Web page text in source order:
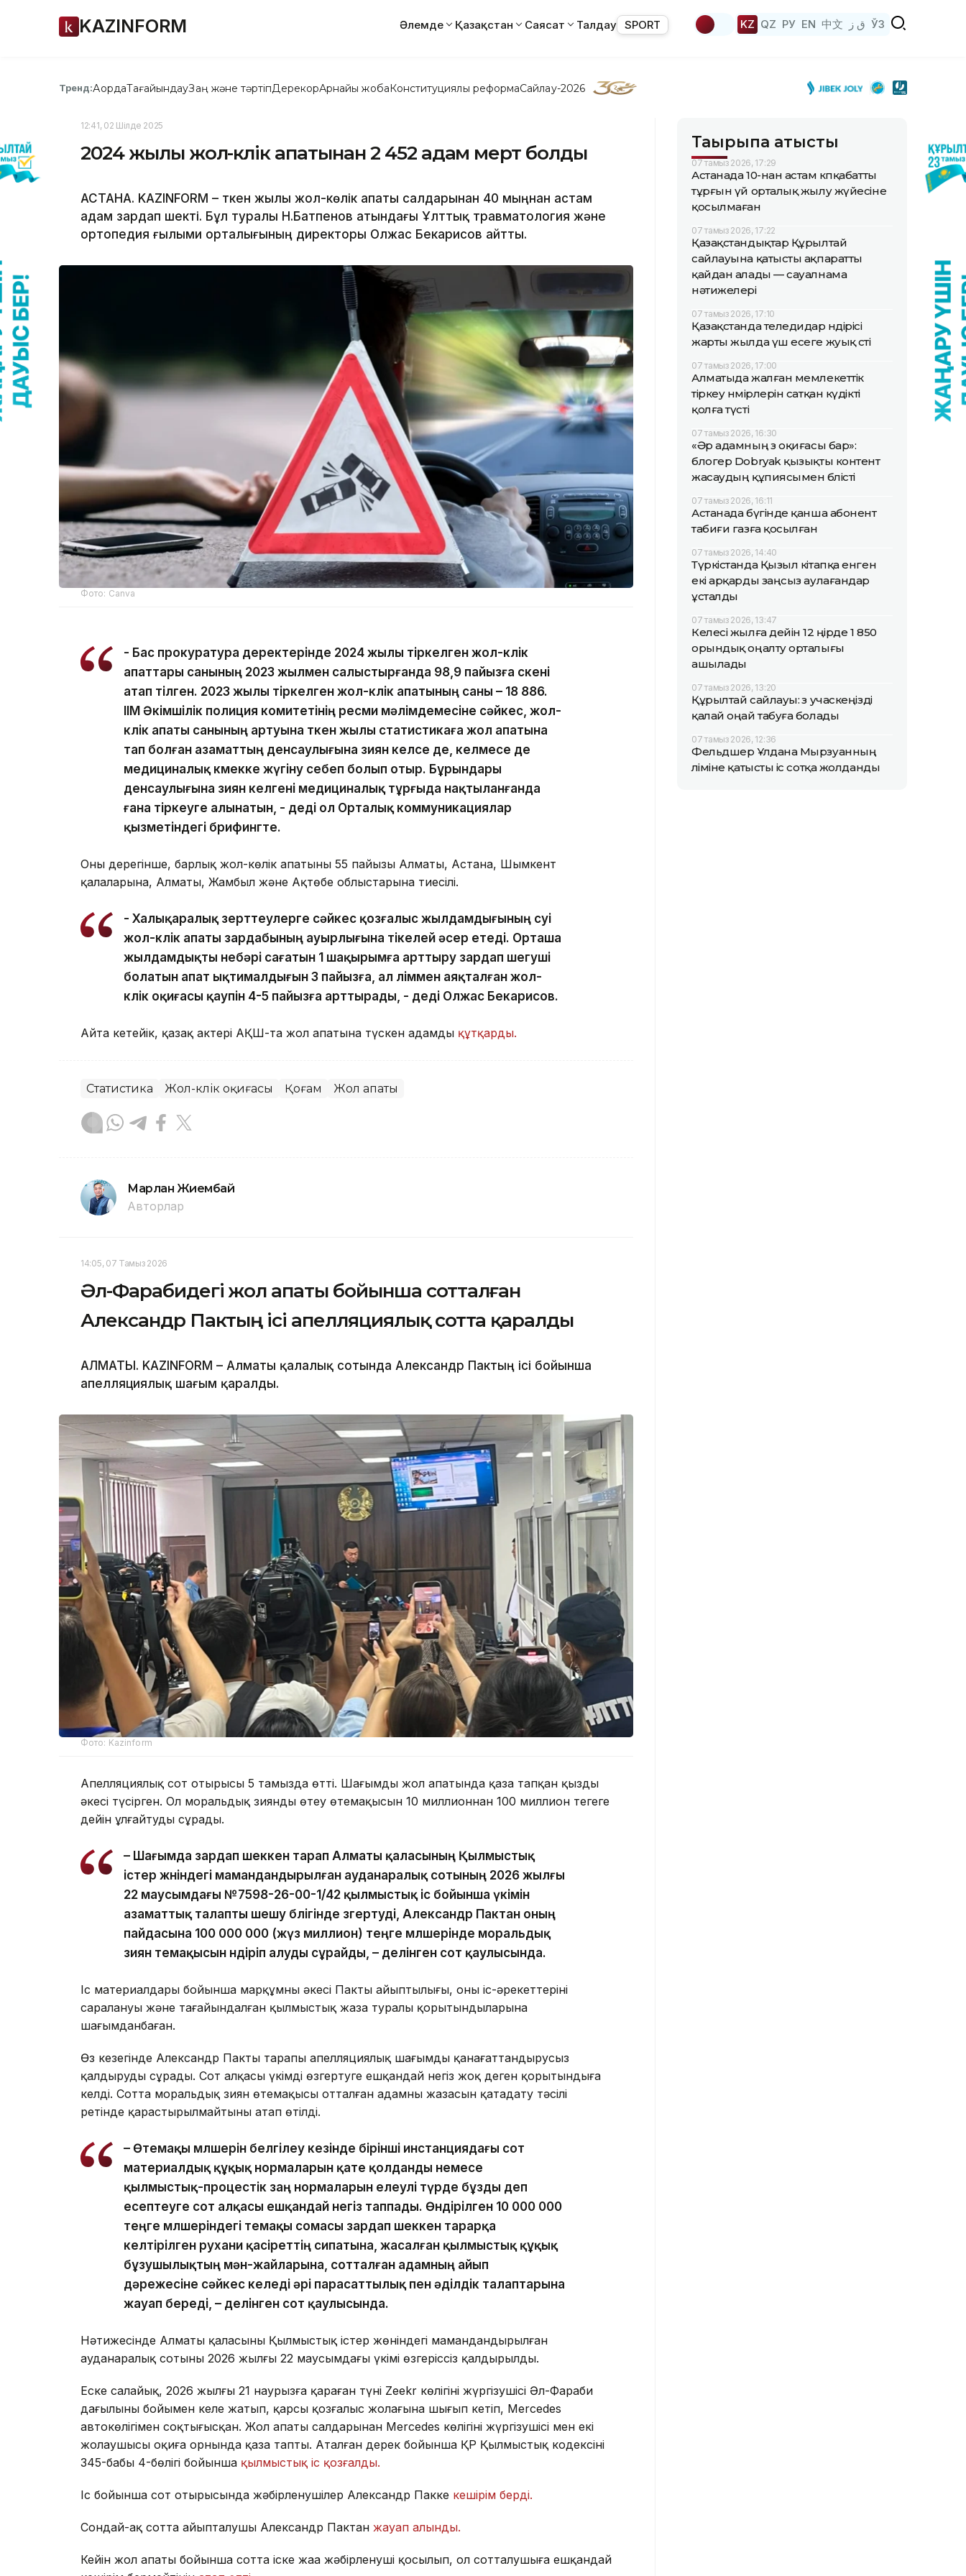
KAZINFORM Әлемде Қазақстан Саясат Талдау SPORT KZ QZ РУ EN 中文 ق ز ЎЗ
Тренд:АқордаТағайындауЗаң және тәртіпДерекқорАрнайы жобаКонституциялық реформаСайлау-2026
12:41, 02 Шілде 2025
2024 жылы жол-көлік апатынан 2 452 адам мерт болды
АСТАНА. KAZINFORM – Өткен жылы жол-көлік апаты салдарынан 40 мыңнан астам
адам зардап шекті. Бұл туралы Н.Батпенов атындағы Ұлттық травматология және
ортопедия ғылыми орталығының директоры Олжас Бекарисов айтты.
Фото: Canva
- Бас прокуратура деректерінде 2024 жылы тіркелген жол-көлік
апаттары санының 2023 жылмен салыстырғанда 98,9 пайызға өскені
атап өтілген. 2023 жылы тіркелген жол-көлік апатының саны – 18 886.
ІІМ Әкімшілік полиция комитетінің ресми мәлімдемесіне сәйкес, жол-
көлік апаты санының артуына өткен жылы статистикаға жол апатына
тап болған азаматтың денсаулығына зиян келсе де, келмесе де
медициналық көмекке жүгіну себеп болып отыр. Бұрындары
денсаулығына зиян келгені медициналық тұрғыда нақтыланғанда
ғана тіркеуге алынатын, - деді ол Орталық коммуникациялар
қызметіндегі брифингте.
Оның дерегінше, барлық жол-көлік апатының 55 пайызы Алматы, Астана, Шымкент
қалаларына, Алматы, Жамбыл және Ақтөбе облыстарына тиесілі.
- Халықаралық зерттеулерге сәйкес қозғалыс жылдамдығының өсуі
жол-көлік апаты зардабының ауырлығына тікелей әсер етеді. Орташа
жылдамдықты небәрі сағатын 1 шақырымға арттыру зардап шегуші
болатын апат ықтималдығын 3 пайызға, ал өліммен аяқталған жол-
көлік оқиғасы қаупін 4-5 пайызға арттырады, - деді Олжас Бекарисов.
Айта кетейік, қазақ актері АҚШ-та жол апатына түскен адамды құтқарды.
Статистика Жол-көлік оқиғасы Қоғам Жол апаты
Марлан Жиембай
Авторлар
14:05, 07 Тамыз 2026
Әл-Фарабидегі жол апаты бойынша сотталған
Александр Пактың ісі апелляциялық сотта қаралды
АЛМАТЫ. KAZINFORM – Алматы қалалық сотында Александр Пактың ісі бойынша
апелляциялық шағым қаралды.
Фото: Kazinform
Апелляциялық сот отырысы 5 тамызда өтті. Шағымды жол апатында қаза тапқан қыздың
әкесі түсірген. Ол моральдық зиянды өтеу өтемақысын 10 миллионнан 100 миллион теңгеге
дейін ұлғайтуды сұрады.
– Шағымда зардап шеккен тарап Алматы қаласының Қылмыстық
істер жөніндегі мамандандырылған ауданаралық сотының 2026 жылғы
22 маусымдағы №7598-26-00-1/42 қылмыстық іс бойынша үкімін
азаматтық талапты шешу бөлігінде өзгертуді, Александр Пактан оның
пайдасына 100 000 000 (жүз миллион) теңге мөлшерінде моральдық
зиян өтемақысын өндіріп алуды сұрайды, – делінген сот қаулысында.
Іс материалдары бойынша марқұмның әкесі Пактың айыптылығы, оның іс-әрекеттерінің
саралануы және тағайындалған қылмыстық жаза туралы қорытындыларына
шағымданбаған.
Өз кезегінде Александр Пактың тарапы апелляциялық шағымды қанағаттандырусыз
қалдыруды сұрады. Сот алқасы үкімді өзгертуге ешқандай негіз жоқ деген қорытындыға
келді. Сотта моральдық зиян өтемақысы отталған адамның жазасын қатаңдату тәсілі
ретінде қарастырылмайтыны атап өтілді.
– Өтемақы мөлшерін белгілеу кезінде бірінші инстанциядағы сот
материалдық құқық нормаларын қате қолданды немесе
қылмыстық-процестік заң нормаларын елеулі түрде бұзды деп
есептеуге сот алқасы ешқандай негіз таппады. Өндірілген 10 000 000
теңге мөлшеріндегі өтемақы сомасы зардап шеккен тарарқа
келтірілген рухани қасіреттің сипатына, жасалған қылмыстық құқық
бұзушылықтың мән-жайларына, сотталған адамның айып
дәрежесіне сәйкес келеді әрі парасаттылық пен әділдік талаптарына
жауап береді, – делінген сот қаулысында.
Нәтижесінде Алматы қаласының Қылмыстық істер жөніндегі мамандандырылған
ауданаралық сотының 2026 жылғы 22 маусымдағы үкімі өзгеріссіз қалдырылды.
Еске салайық, 2026 жылғы 21 наурызға қараған түні Zeekr көлігінің жүргізушісі Әл-Фараби
даңғылының бойымен келе жатып, қарсы қозғалыс жолағына шығып кетіп, Mercedes
автокөлігімен соқтығысқан. Жол апаты салдарынан Mercedes көлігінің жүргізушісі мен екі
жолаушысы оқиға орнында қаза тапты. Аталған дерек бойынша ҚР Қылмыстық кодексінің
345-бабы 4-бөлігі бойынша қылмыстық іс қозғалды.
Іс бойынша сот отырысында жәбірленушілер Александр Пакке кешірім берді.
Сондай-ақ сотта айыпталушы Александр Пактан жауап алынды.
Кейін жол апаты бойынша сотта іске жаңа жәбірленуші қосылып, ол сотталушыға ешқандай
Тақырыпқа қатысты
07 тамыз 2026, 17:29
Астанада 10-нан астам көпқабатты
тұрғын үй орталық жылу жүйесіне
қосылмаған
07 тамыз 2026, 17:22
Қазақстандықтар Құрылтай
сайлауына қатысты ақпаратты
қайдан алады — сауалнама
нәтижелері
07 тамыз 2026, 17:10
Қазақстанда теледидар өндірісі
жарты жылда үш есеге жуық өсті
07 тамыз 2026, 17:00
Алматыда жалған мемлекеттік
тіркеу нөмірлерін сатқан күдікті
қолға түсті
07 тамыз 2026, 16:30
«Әр адамның өз оқиғасы бар»:
блогер Dobryak қызықты контент
жасаудың құпиясымен бөлісті
07 тамыз 2026, 16:11
Астанада бүгінде қанша абонент
табиғи газға қосылған
07 тамыз 2026, 14:40
Түркістанда Қызыл кітапқа енген
екі арқарды заңсыз аулағандар
ұсталды
07 тамыз 2026, 13:47
Келесі жылға дейін 12 өңірде 1 850
орындық оңалту орталығы
ашылады
07 тамыз 2026, 13:20
Құрылтай сайлауы: өз учаскеңізді
қалай оңай табуға болады
07 тамыз 2026, 12:36
Фельдшер Ұлдана Мырзуанның
өліміне қатысты іс сотқа жолданды